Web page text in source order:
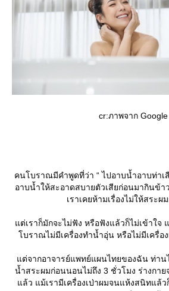
cr:ภาพจาก Google
คนโบราณมีคำพูดที่ว่า “ ไปอาบน้ำอาบท่าเ
อาบน้ำให้สะอาดสบายตัวเสียก่อนมากินข้า
เราเคยห้ามเรื่องไม่ให้สระ
ต่เราก็มักจะไม่ฟัง หรือฟังแล้วก็ไม่เข้าใจ
บราณไม่มีเครื่องทำน้ำอุ่น หรือไม่มีเครื่อ
ต่จากอาจารย์แพทย์แผนไทยของฉัน ท่าน
น้ำสระผมก่อนนอนไม่ถึง 3 ชั่วโมง ร่างกาย
ล้ว แม้เรามีเครื่องเป่าผมจนแห้งสนิทแล้